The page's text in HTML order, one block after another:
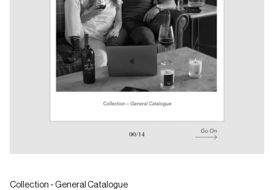
Collection - General Catalogue